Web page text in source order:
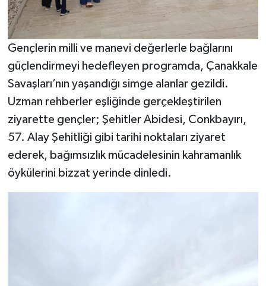
Gençlerin milli ve manevi değerlerle bağlarını
güçlendirmeyi hedefleyen programda, Çanakkale
Savaşları’nın yaşandığı simge alanlar gezildi.
Uzman rehberler eşliğinde gerçekleştirilen
ziyarette gençler; Şehitler Abidesi, Conkbayırı,
57. Alay Şehitliği gibi tarihi noktaları ziyaret
ederek, bağımsızlık mücadelesinin kahramanlık
öykülerini bizzat yerinde dinledi.